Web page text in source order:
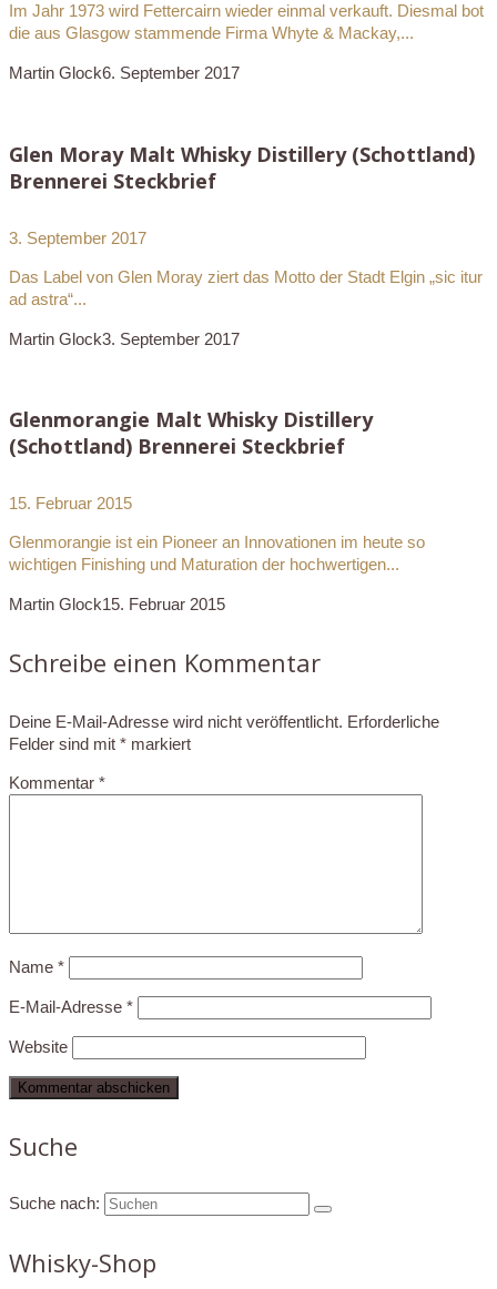
Im Jahr 1973 wird Fettercairn wieder einmal verkauft. Diesmal bot
die aus Glasgow stammende Firma Whyte & Mackay,...
Martin Glock6. September 2017
Glen Moray Malt Whisky Distillery (Schottland)
Brennerei Steckbrief
3. September 2017
Das Label von Glen Moray ziert das Motto der Stadt Elgin „sic itur
ad astra“...
Martin Glock3. September 2017
Glenmorangie Malt Whisky Distillery
(Schottland) Brennerei Steckbrief
15. Februar 2015
Glenmorangie ist ein Pioneer an Innovationen im heute so
wichtigen Finishing und Maturation der hochwertigen...
Martin Glock15. Februar 2015
Schreibe einen Kommentar
Deine E-Mail-Adresse wird nicht veröffentlicht. Erforderliche
Felder sind mit * markiert
Kommentar *
Name *
E-Mail-Adresse *
Website
Suche
Suche nach:
Whisky-Shop